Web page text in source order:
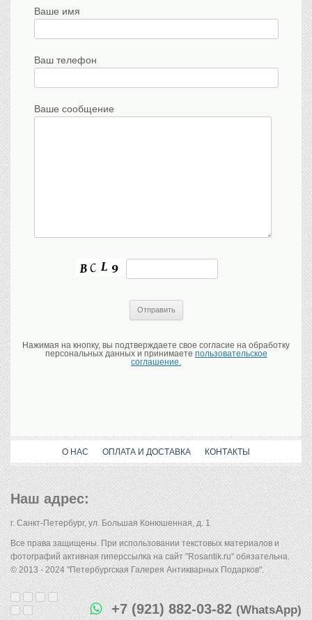
Ваше имя
Ваш телефон
Ваше сообщение
Нажимая на кнопку, вы подтверждаете свое согласие на обработку
персональных данных и принимаете пользовательское
соглашение.
О НАС ОПЛАТА И ДОСТАВКА КОНТАКТЫ
Наш адрес:
г. Санкт-Петербург, ул. Большая Конюшенная, д. 1
Все права защищены. При использовании текстовых материалов и
фотографий активная гиперссылка на сайт "Rosantik.ru" обязательна.
© 2013 - 2024 "Петербургская Галерея Антикварных Подарков".
+7 (921) 882-03-82(WhatsApp)